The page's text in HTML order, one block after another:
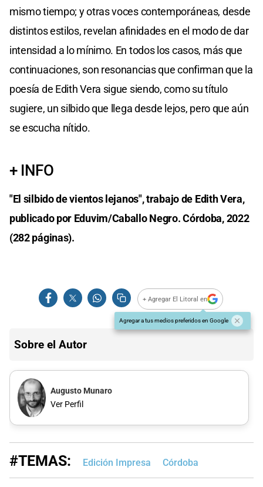
mismo tiempo; y otras voces contemporáneas, desde
distintos estilos, revelan afinidades en el modo de dar
intensidad a lo mínimo. En todos los casos, más que
continuaciones, son resonancias que confirman que la
poesía de Edith Vera sigue siendo, como su título
sugiere, un silbido que llega desde lejos, pero que aún
se escucha nítido.
+ INFO
"El silbido de vientos lejanos", trabajo de Edith Vera,
publicado por Eduvim/Caballo Negro. Córdoba, 2022
(282 páginas).
+ Agregar El Litoral en
Agregar a tus medios preferidos en Google
Sobre el Autor
Augusto Munaro
Ver Perfil
#TEMAS: Edición Impresa Córdoba